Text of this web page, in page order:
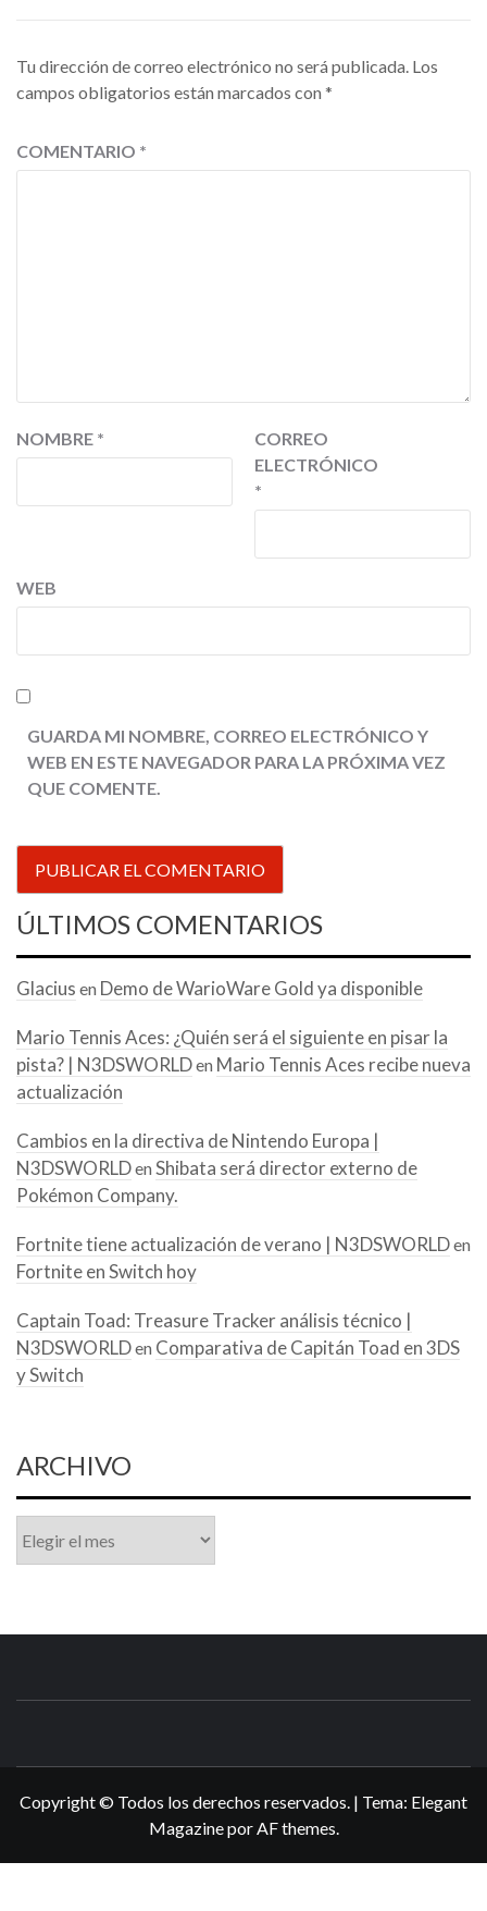
Tu dirección de correo electrónico no será publicada. Los
campos obligatorios están marcados con *
COMENTARIO *
NOMBRE *
CORREO
ELECTRÓNICO
*
WEB
GUARDA MI NOMBRE, CORREO ELECTRÓNICO Y
WEB EN ESTE NAVEGADOR PARA LA PRÓXIMA VEZ
QUE COMENTE.
ÚLTIMOS COMENTARIOS
Glacius en Demo de WarioWare Gold ya disponible
Mario Tennis Aces: ¿Quién será el siguiente en pisar la
pista? | N3DSWORLDen Mario Tennis Aces recibe nueva
actualización
Cambios en la directiva de Nintendo Europa |
N3DSWORLDen Shibata será director externo de
Pokémon Company.
Fortnite tiene actualización de verano | N3DSWORLDen
Fortnite en Switch hoy
Captain Toad: Treasure Tracker análisis técnico |
N3DSWORLDen Comparativa de Capitán Toad en 3DS
y Switch
ARCHIVO
Copyright © Todos los derechos reservados. | Tema: Elegant
MagazineporAF themes.